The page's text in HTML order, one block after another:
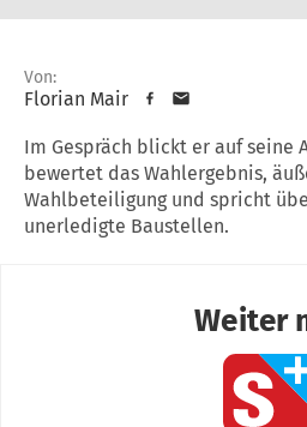
Von:
Florian Mair
Im Gespräch blickt er auf seine
bewertet das Wahlergebnis,
Wahlbeteiligung und spricht
unerledigte Baustellen.